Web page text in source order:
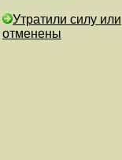
Утратили силу или
отменены